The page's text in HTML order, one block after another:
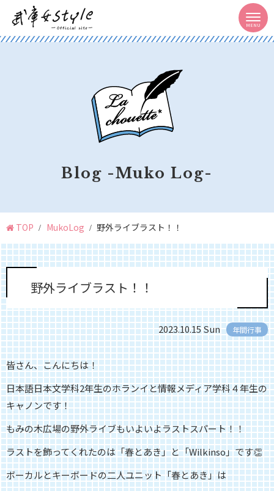
Blog -Muko Log-
TOP MukoLog 野外ライブラスト！！
野外ライブラスト！！
2023.10.15 Sun 年間行事
皆さん、こんにちは！
日本語日本文学科2年生のホランイと情報メディア学科４年生の
キャノンです！
もみの木広場の野外ライブもいよいよラストスパート！！
ラストを飾ってくれたのは「春とあき」と「Wilkinso」です👏
ボーカルとキーボードの二人ユニット「春とあき」は